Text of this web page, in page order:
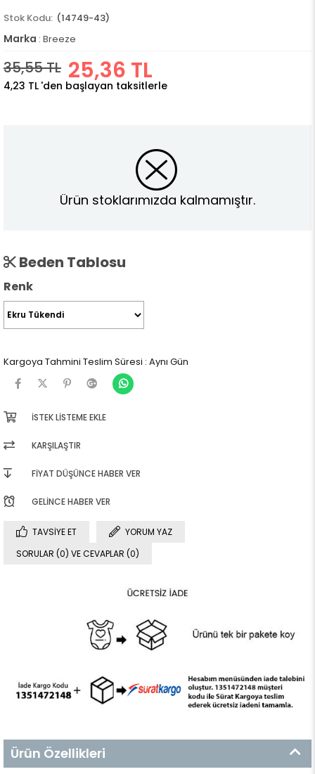
(14749-43)
Marka : Breeze
35,55 TL 25,36 TL
4,23 TL 'den başlayan taksitlerle
Ürün stoklarımızda kalmamıştır.
Beden Tablosu
Renk
Kargoya Tahmini Teslim Süresi : Aynı Gün
İSTEK LISTEME EKLE
KARŞILAŞTIR
FIYAT DÜŞÜNCE HABER VER
GELINCE HABER VER
TAVSIYE ET
YORUM YAZ
SORULAR (0) VE CEVAPLAR (0)
Ürün Özellikleri